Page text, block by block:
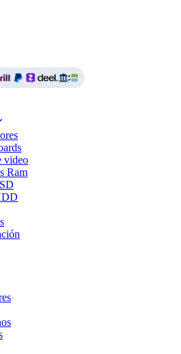
video
Ram